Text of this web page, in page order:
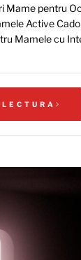
Mame pentru
Active
Mamele cu